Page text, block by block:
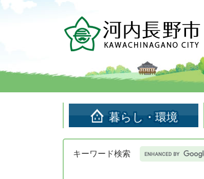
頭
す。
飛
し
暮らし・環境
キーワード検索 Google
カ